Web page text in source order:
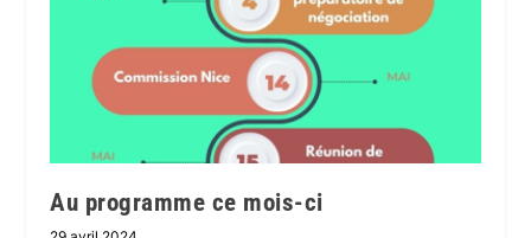
Au programme ce mois-ci